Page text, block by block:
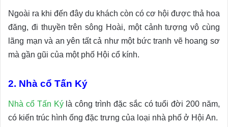
Ngoài ra khi đến đây du khách còn có cơ hội được thả hoa
đăng, đi thuyền trên sông Hoài, một cảnh tượng vô cùng
lãng mạn và an yên tất cả như một bức tranh vẽ hoang sơ
mà gần gũi của một phố Hội cổ kính.
2. Nhà cổ Tấn Ký
Nhà cổ Tấn Kýlà công trình đặc sắc có tuổi đời 200 năm,
có kiến trúc hình ống đặc trưng của loại nhà phố ở Hội An.